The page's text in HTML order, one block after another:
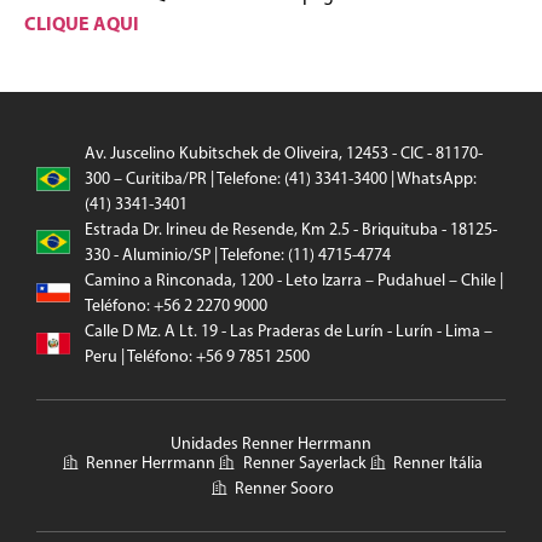
CLIQUE AQUI
Av. Juscelino Kubitschek de Oliveira, 12453 - CIC - 81170-
300 – Curitiba/PR | Telefone: (41) 3341-3400 | WhatsApp:
(41) 3341-3401
Estrada Dr. Irineu de Resende, Km 2.5 - Briquituba - 18125-
330 - Aluminio/SP | Telefone: (11) 4715-4774
Camino a Rinconada, 1200 - Leto Izarra – Pudahuel – Chile |
Teléfono: +56 2 2270 9000
Calle D Mz. A Lt. 19 - Las Praderas de Lurín - Lurín - Lima –
Peru | Teléfono: +56 9 7851 2500
Unidades Renner Herrmann
Renner Herrmann
Renner Sayerlack
Renner Itália
Renner Sooro